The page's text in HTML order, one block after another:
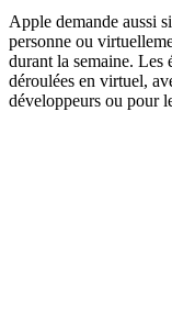
Apple demande aussi
personne ou
durant la semaine.
déroulées en virtuel,
développeurs ou pour